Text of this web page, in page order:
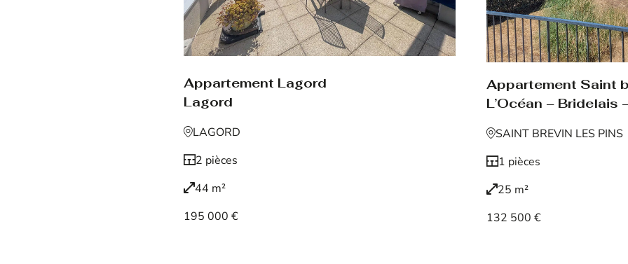
Appartement Lagord
Lagord
LAGORD
2 pièces
44 m²
195 000 €
Appartement Saint
L’Océan – Bridelais
SAINT BREVIN LES PINS
1 pièces
25 m²
132 500 €